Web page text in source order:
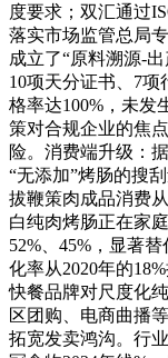
度要求；双汇通过
落实市场监管总局
成立了“原料溯源-
10项天分证书、7项
格率达100%，未发
策对合规企业的焦
险。消费端升级：
“无添加”烤肠的搜
拔鞭策肉成品消费
白纯肉烤肠正在家
52%、45%，显著
化率从2020年的
快餐品牌对尺度化
区团购、电商曲播
拓宽发卖鸿沟。行